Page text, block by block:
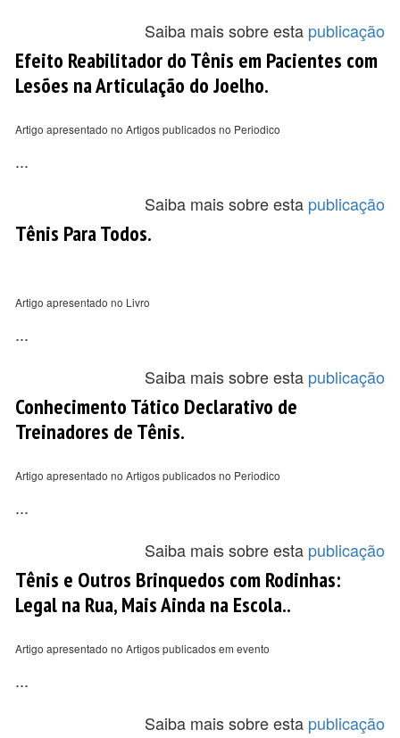
Saiba mais sobre esta publicação
Efeito Reabilitador do Tênis em Pacientes com
Lesões na Articulação do Joelho.
Artigo apresentado no Artigos publicados no Periodico
...
Saiba mais sobre esta publicação
Tênis Para Todos.
Artigo apresentado no Livro
...
Saiba mais sobre esta publicação
Conhecimento Tático Declarativo de
Treinadores de Tênis.
Artigo apresentado no Artigos publicados no Periodico
...
Saiba mais sobre esta publicação
Tênis e Outros Brinquedos com Rodinhas:
Legal na Rua, Mais Ainda na Escola..
Artigo apresentado no Artigos publicados em evento
...
Saiba mais sobre esta publicação